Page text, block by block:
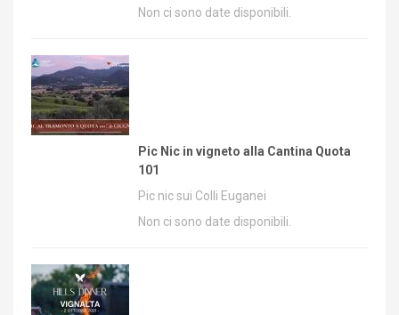
Non ci sono date disponibili.
Pic Nic in vigneto alla Cantina Quota
101
Pic nic sui Colli Euganei
Non ci sono date disponibili.